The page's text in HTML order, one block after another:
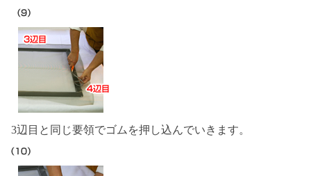
3辺目と同じ要領でゴムを押し込んでいきます。